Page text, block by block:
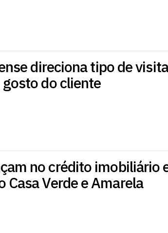
direciona tipo de
do cliente
no crédito imobiliário
Verde e Amarela